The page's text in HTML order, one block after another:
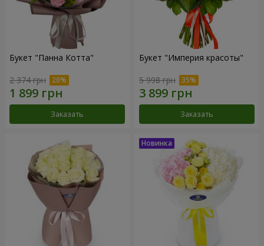
Букет "Панна Котта"
2 374 грн
Заказать
Букет "Империя красоты"
5 998 грн
Заказать